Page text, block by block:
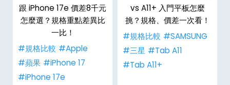
跟 iPhone 17e 價差8千元
怎麼選？規格重點差異比
一比！
#規格比較 #Apple
#蘋果 #iPhone 17
#iPhone 17e
vs A11+ 入門平板怎麼
挑？規格、價差一次看！
#規格比較 #SAMSUNG
#三星 #Tab A11
#Tab A11+